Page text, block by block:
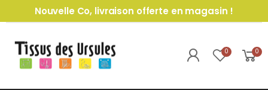
Nouvelle Co, livraison offerte en magasin !
0 0